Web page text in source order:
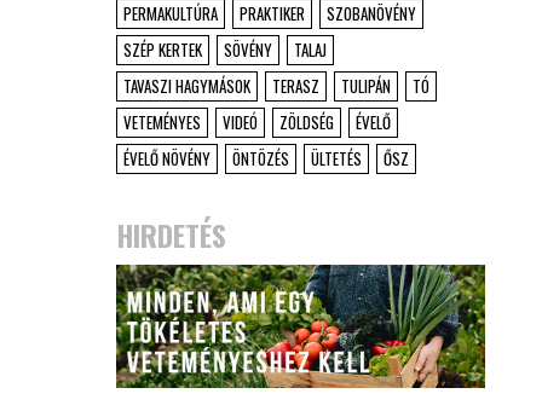
PERMAKULTÚRA
PRAKTIKER
SZOBANÖVÉNY
SZÉP KERTEK
SÖVÉNY
TALAJ
TAVASZI HAGYMÁSOK
TERASZ TULIPÁN
TÓ
VETEMÉNYES
VIDEÓ ZÖLDSÉG
ÉVELŐ
ÉVELŐ NÖVÉNY
ÖNTÖZÉS ÜLTETÉS ŐSZ
HIRDETÉS